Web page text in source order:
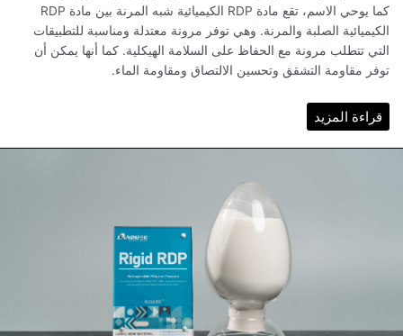
كما يوحي الاسم، تقع مادة RDP الكيميائية شبه المرنة بين مادة RDP
الكيميائية الصلبة والمرنة. وهي توفر مرونة معتدلة ومناسبة للتطبيقات
التي تتطلب مرونة مع الحفاظ على السلامة الهيكلية. كما أنها يمكن أن
توفر مقاومة التشقق وتحسين الالتصاق ومقاومة الماء.
قراءة المزيد